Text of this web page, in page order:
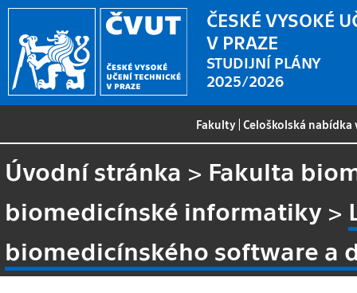
ČESKÉ VYSOKÉ
V PRAZE
STUDIJNÍ PLÁNY
2025/2026
Fakulty |Celoškolská
Úvodní stránka > Fakulta
biomedicínské informatiky >
biomedicínského software a